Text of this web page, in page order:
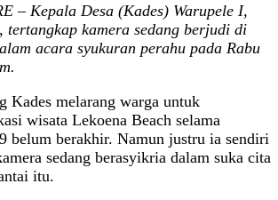
– Kepala Desa (Kades) Warupele I,
tertangkap kamera sedang berjudi di
acara syukuran perahu pada Rabu
Kades melarang warga untuk
wisata Lekoena Beach selama
belum berakhir. Namun justru ia sendiri
sedang berasyikria dalam suka cita
itu.